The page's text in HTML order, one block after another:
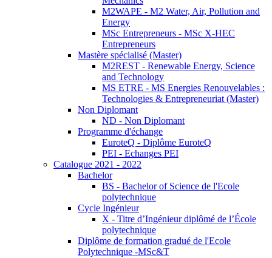
M2WAPE - M2 Water, Air, Pollution and
Energy
MSc Entrepreneurs - MSc X-HEC
Entrepreneurs
Mastère spécialisé (Master)
M2REST - Renewable Energy, Science
and Technology
MS ETRE - MS Energies Renouvelables :
Technologies & Entrepreneuriat (Master)
Non Diplomant
ND - Non Diplomant
Programme d'échange
EuroteQ - Diplôme EuroteQ
PEI - Echanges PEI
Catalogue 2021 - 2022
Bachelor
BS - Bachelor of Science de l'Ecole
polytechnique
Cycle Ingénieur
X - Titre d’Ingénieur diplômé de l’École
polytechnique
Diplôme de formation gradué de l'Ecole
Polytechnique -MSc&T